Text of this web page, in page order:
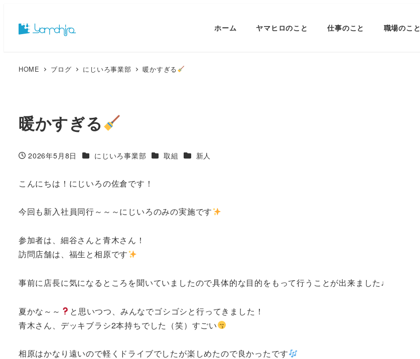
ホーム ヤマヒロのこと 仕事のこと 職場のこと
HOME ブログ にじいろ事業部 暖かすぎる
暖かすぎる
投稿日
2026年5月8日 カテゴリー
にじいろ事業部 カテゴリー
取組 カテゴリー
新人
こんにちは！にじいろの佐倉です！
今回も新入社員同行～～～にじいろのみの実施です
参加者は、細谷さんと青木さん！
訪問店舗は、福生と相原です
事前に店長に気になるところを聞いていましたので具体的な目的をもって行うことが出来ました♩
夏かな～～
と思いつつ、みんなでゴシゴシと行ってきました！
青木さん、デッキブラシ2本持ちでした（笑）すごい
相原はかなり遠いので軽くドライブでしたが楽しめたので良かったです